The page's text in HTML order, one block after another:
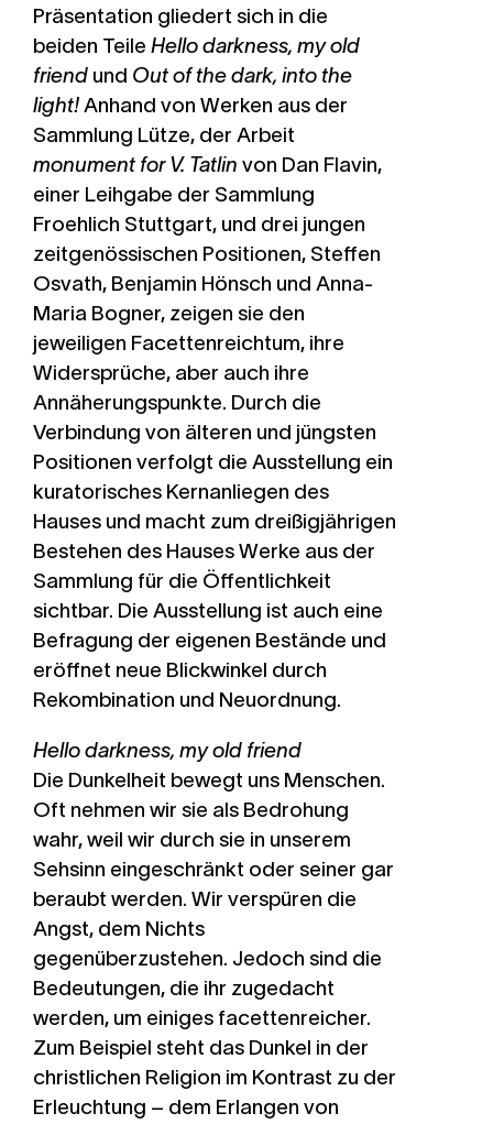
Präsentation gliedert sich in die
beiden Teile Hello darkness, my old
friend und Out of the dark, into the
light!Anhand von Werken aus der
Sammlung Lütze, der Arbeit
monument for V. Tatlin von Dan Flavin,
einer Leihgabe der Sammlung
Froehlich Stuttgart, und drei jungen
zeitgenössischen Positionen, Steffen
Osvath, Benjamin Hönsch und Anna-
Maria Bogner, zeigen sie den
jeweiligen Facettenreichtum, ihre
Widersprüche, aber auch ihre
Annäherungspunkte. Durch die
Verbindung von älteren und jüngsten
Positionen verfolgt die Ausstellung ein
kuratorisches Kernanliegen des
Hauses und macht zum dreißigjährigen
Bestehen des Hauses Werke aus der
Sammlung für die Öffentlichkeit
sichtbar. Die Ausstellung ist auch eine
Befragung der eigenen Bestände und
eröffnet neue Blickwinkel durch
Rekombination und Neuordnung.
Hello darkness, my old friend
Die Dunkelheit bewegt uns Menschen.
Oft nehmen wir sie als Bedrohung
wahr, weil wir durch sie in unserem
Sehsinn eingeschränkt oder seiner gar
beraubt werden. Wir verspüren die
Angst, dem Nichts
gegenüberzustehen. Jedoch sind die
Bedeutungen, die ihr zugedacht
werden, um einiges facettenreicher.
Zum Beispiel steht das Dunkel in der
christlichen Religion im Kontrast zu der
Erleuchtung – dem Erlangen von